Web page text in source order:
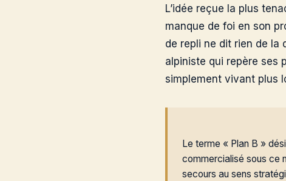
L’idée reçue la plus
manque de foi en son
de repli ne dit rien de la
alpiniste qui repère ses
simplement vivant plus
Le terme « Plan B »
commercialisé sous ce
secours au sens